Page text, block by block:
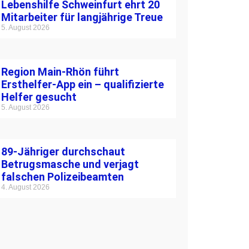
Lebenshilfe Schweinfurt ehrt 20
Mitarbeiter für langjährige Treue
5. August 2026
Region Main-Rhön führt
Ersthelfer-App ein – qualifizierte
Helfer gesucht
5. August 2026
89-Jähriger durchschaut
Betrugsmasche und verjagt
falschen Polizeibeamten
4. August 2026